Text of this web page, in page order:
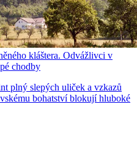
kláštera. Odvážlivci v
chodby
plný slepých uliček a vzkazů
bohatství blokují hluboké